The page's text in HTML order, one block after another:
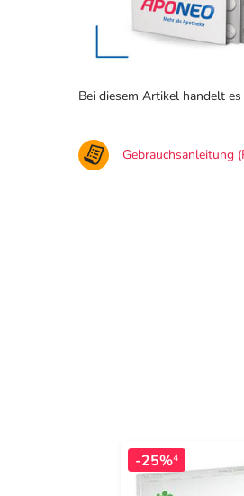
Bei diesem Artikel handelt
Gebrauchsanleitung
-25%4